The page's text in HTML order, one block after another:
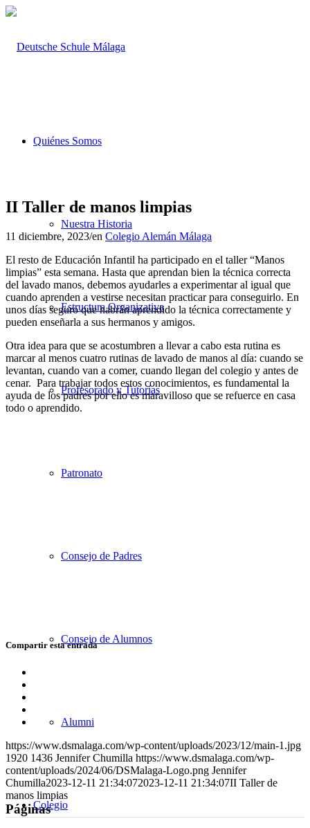
Quiénes Somos
Nuestra Historia
Estructura Organizativa
Profesorado y Tutorías
Patronato
Consejo de Padres
Consejo de Alumnos
Alumni
Colegio
II Taller de manos limpias
11 diciembre, 2023/en Colegio Alemán Málaga
El resto de Educación Infantil ha participado en el taller “Manos
limpias” esta semana. Hasta que aprendan bien la técnica correcta
del lavado manos, debemos ayudarles a experimentar al igual que
cuando aprenden a vestirse necesitan practicar para conseguirlo. En
unos días seguro que habrán aprendido la técnica correctamente y
pueden enseñarla a sus hermanos y amigos.
Otra idea para que se acostumbren a llevar a cabo esta rutina es
marcar al menos cuatro rutinas de lavado de manos al día: cuando se
levantan, cuando van a comer, cuando llegan del colegio y antes de
cenar. Para trabajar todos estos conocimientos, es fundamental la
ayuda de los padres por ello es maravilloso que se refuerce en casa
todo o aprendido.
Compartir esta entrada
WhatsApp
Compartir
correo
https://www.dsmalaga.com/wp-content/uploads/2023/12/main-1.jpg
1920 1436 Jennifer Chumilla https://www.dsmalaga.com/wp-
content/uploads/2024/06/DSMalaga-Logo.png Jennifer
Chumilla2023-12-11 21:34:072023-12-11 21:34:07II Taller de
manos limpias
Páginas